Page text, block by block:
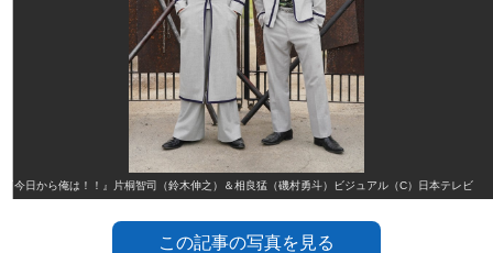
『今日から俺は！！』片桐智司（鈴木伸之）＆相良猛（磯村勇斗）ビジュアル（C）日本テレビ
この記事の写真を見る